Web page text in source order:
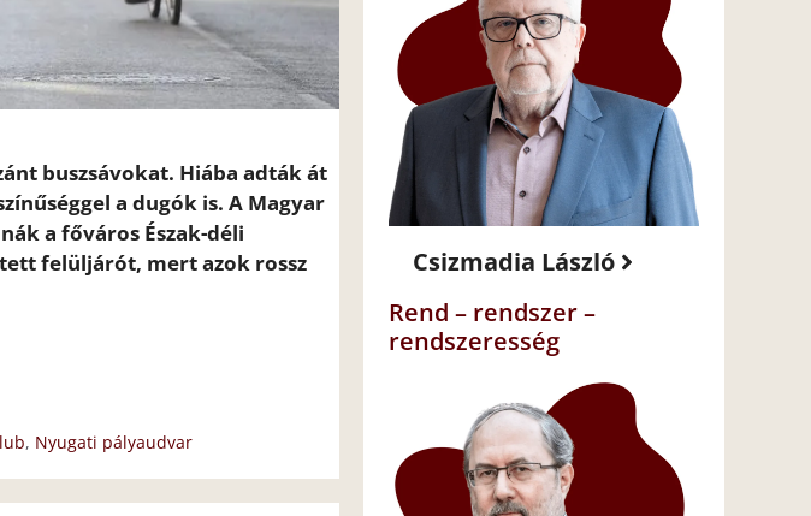
buszsávokat. Hiába adták át
a dugók is. A Magyar
a főváros Észak-déli
felüljárót, mert azok rossz
, Nyugati pályaudvar
Csizmadia László
Rend – rendszer –
rendszeresség